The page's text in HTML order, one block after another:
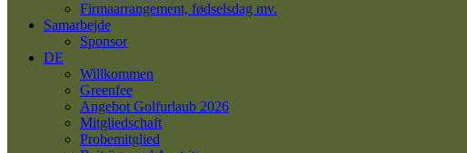
Firmaarrangement, fødselsdag mv.
Samarbejde
Sponsor
DE
Willkommen
Greenfee
Angebot Golfurlaub 2026
Mitgliedschaft
Probemitglied